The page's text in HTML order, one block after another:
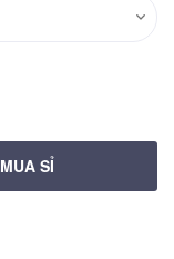
MUA SỈ